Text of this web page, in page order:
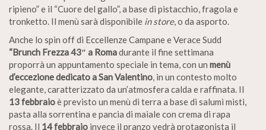
ripieno” e il “Cuore del gallo”, a base di pistacchio, fragola e
tronketto. Il menù sarà disponibile in store, o da asporto.
Anche lo spin off di Eccellenze Campane e Verace Sudd
“Brunch Frezza 43″ a Romadurante il fine settimana
proporrà un appuntamento speciale in tema, con un menù
d’eccezione dedicato a San Valentino, in un contesto molto
elegante, caratterizzato da un’atmosfera calda e raffinata. Il
13 febbraioè previsto un menù di terra a base di salumi misti,
pasta alla sorrentina e pancia di maiale con crema di rapa
rossa. Il 14 febbraio invece il pranzo vedrà protagonista il